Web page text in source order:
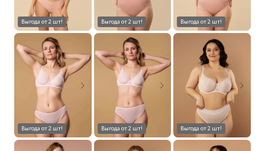
Выгода от 2 шт! Выгода от 2 шт! Выгода от 2 шт!
Выгода от 2 шт! Выгода от 2 шт! Выгода от 2 шт!